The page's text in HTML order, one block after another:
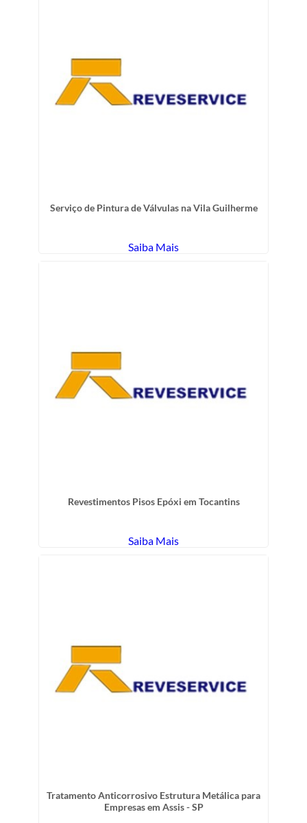
Serviço de Pintura de Válvulas na Vila Guilherme
Saiba Mais
Revestimentos Pisos Epóxi em Tocantins
Saiba Mais
Tratamento Anticorrosivo Estrutura Metálica para
Empresas em Assis - SP